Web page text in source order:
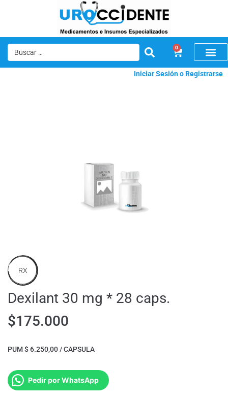
0
Iniciar Sesión o Registrarse
RX
Dexilant 30 mg * 28 caps.
$175.000
PUM $ 6.250,00 / CAPSULA
Pedir por WhatsApp